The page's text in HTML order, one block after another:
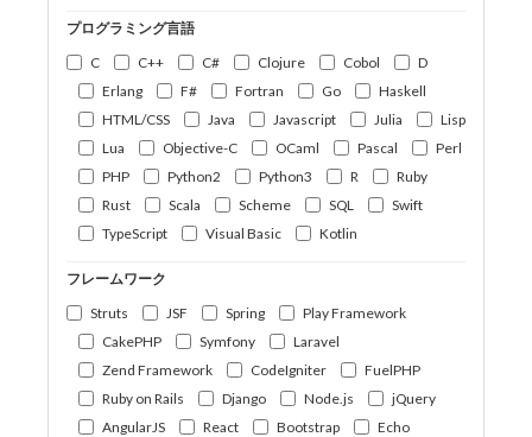
プログラミング言語
C
C++ C# Clojure Cobol
D
Erlang
F# Fortran Go
Haskell
HTML/CSS
Java Javascript Julia
Lisp
Lua
Objective-C OCaml Pascal
Perl
PHP
Python2 Python3 R
Ruby
Rust
Scala Scheme SQL
Swift
TypeScript
Visual Basic Kotlin
フレームワーク
Struts
JSF Spring
Play Framework
CakePHP
Symfony
Laravel
Zend Framework
CodeIgniter
FuelPHP
Ruby on Rails
Django Node.js
jQuery
AngularJS
React Bootstrap
Echo